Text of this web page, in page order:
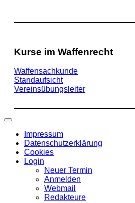
Kurse im Waffenrecht
Waffensachkunde
Standaufsicht
Vereinsübungsleiter
Impressum
Datenschutzerklärung
Cookies
Login
Neuer Termin
Anmelden
Webmail
Redakteure